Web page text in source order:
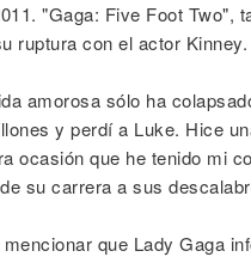
"Gaga: Five Foot Two",
ruptura con el actor Kinney.
amorosa sólo ha
y perdí a Luke. Hice
ocasión que he tenido mi
su carrera a sus
que Lady Gaga